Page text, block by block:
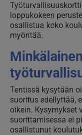
loppukokeen
osallistua koko
myöntää.
Tentissä kysytään
suoritus edellyttää,
oikein. Kysymykset
suorittamisessa ei
osallistunut